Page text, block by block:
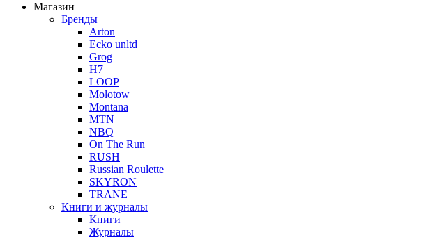
Магазин
Бренды
Arton
Ecko unltd
Grog
H7
LOOP
Molotow
Montana
MTN
NBQ
On The Run
RUSH
Russian Roulette
SKYRON
TRANE
Книги и журналы
Книги
Журналы